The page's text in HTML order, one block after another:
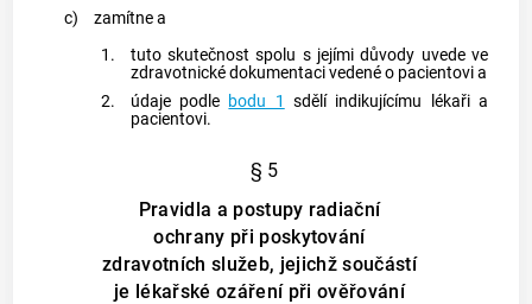
c)
zamítne a
1.
tuto skutečnost spolu s jejími důvody uvede ve
zdravotnické dokumentaci vedené o pacientovi a
2.
údaje podle bodu 1 sdělí indikujícímu lékařia
pacientovi.
§ 5
Pravidla a postupy radiační
ochrany při poskytování
zdravotních služeb, jejichž součástí
je lékařské ozáření při ověřování